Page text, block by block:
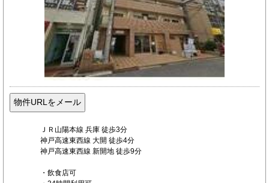
ＪＲ山陽本線 兵庫 徒歩3分
神戸高速東西線 大開 徒歩4分
神戸高速東西線 新開地 徒歩9分
・飲食店可